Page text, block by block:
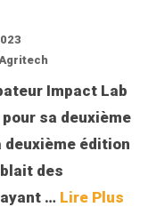
Impact Lab
sa deuxième
édition
des
… Lire Plus